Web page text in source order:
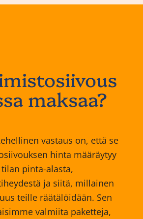
maksaa?
vastaus on, että se
hinta määräytyy
pinta-alasta,
ja siitä, millainen
teille räätälöidään. Sen
valmiita paketteja,